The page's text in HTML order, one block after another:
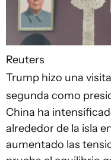
Reuters
Trump hizo una
segunda como
China ha
alrededor de la isla
aumentado las